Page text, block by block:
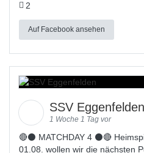
2
Auf Facebook ansehen
SSV Eggenfelden
1 Woche 1 Tag vor
🔴⚫ MATCHDAY 4 ⚫🔴
01.08. wollen wir die nächsten